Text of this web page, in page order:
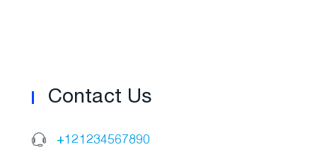
Contact Us
+121234567890